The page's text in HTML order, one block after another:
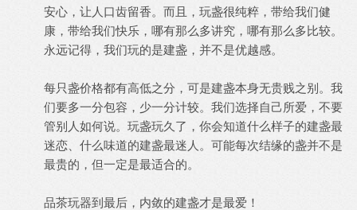
安心，让人口齿留香。而且，玩盏很纯粹，带给我们健
康，带给我们快乐，哪有那么多讲究，哪有那么多比较。
永远记得，我们玩的是建盏，并不是优越感。
每只盏价格都有高低之分，可是建盏本身无贵贱之别。我
们要多一分包容，少一分计较。我们选择自己所爱，不要
管别人如何说。玩盏玩久了，你会知道什么样子的建盏最
迷恋、什么味道的建盏最迷人。可能每次结缘的盏并不是
最贵的，但一定是最适合的。
品茶玩器到最后，内敛的建盏才是最爱！